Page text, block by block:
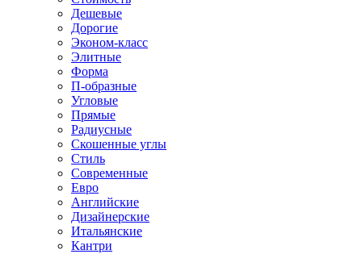
Дешевые
Дорогие
Эконом-класс
Элитные
Форма
П-образные
Угловые
Прямые
Радиусные
Скошенные углы
Стиль
Современные
Евро
Английские
Дизайнерские
Итальянские
Кантри